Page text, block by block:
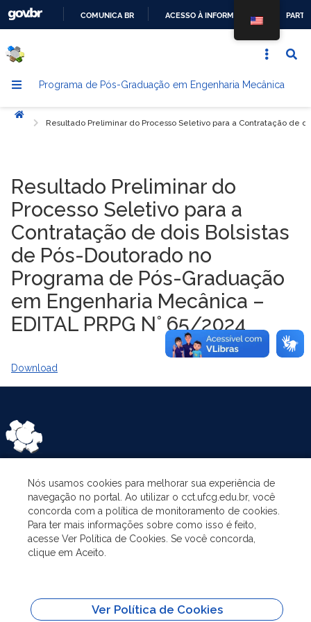
CONTEÚDO
COMUNICA BR ACESSO À INFORMAÇÃO
Programa de Pós-Graduação em Engenharia Mecânica
Início
Resultado Preliminar do Processo Seletivo para a Contratação de
Resultado Preliminar do
Processo Seletivo para a
Contratação de dois Bolsistas
de Pós-Doutorado no
Programa de Pós-Graduação
em Engenharia Mecânica –
EDITAL PRPG N° 65/2024
Download
ASSUNTOS
O PROGRAMA
ADMINISTRAÇÃO
Nós usamos cookies para melhorar sua experiência de
navegação no portal. Ao utilizar o cct.ufcg.edu.br, você
concorda com a política de monitoramento de cookies.
Para ter mais informações sobre como isso é feito,
acesse Ver Política de Cookies. Se você concorda,
clique em Aceito.
Ver Política de Cookies